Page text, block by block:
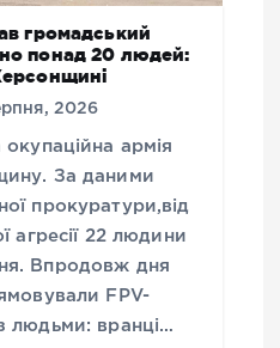
громадський
понад 20 людей:
2026
армія
За даними
прокуратури,від
агресії 22 людини
Впродовж дня
FPV-
людьми: вранці…